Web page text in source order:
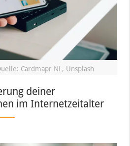
Cardmapr NL, Unsplash
deiner
im Internetzeitalter